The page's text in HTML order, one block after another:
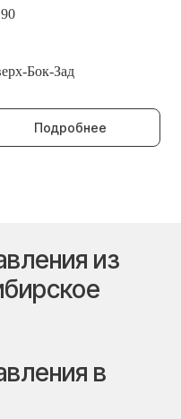
Бок-Зад
Подробнее
из
в